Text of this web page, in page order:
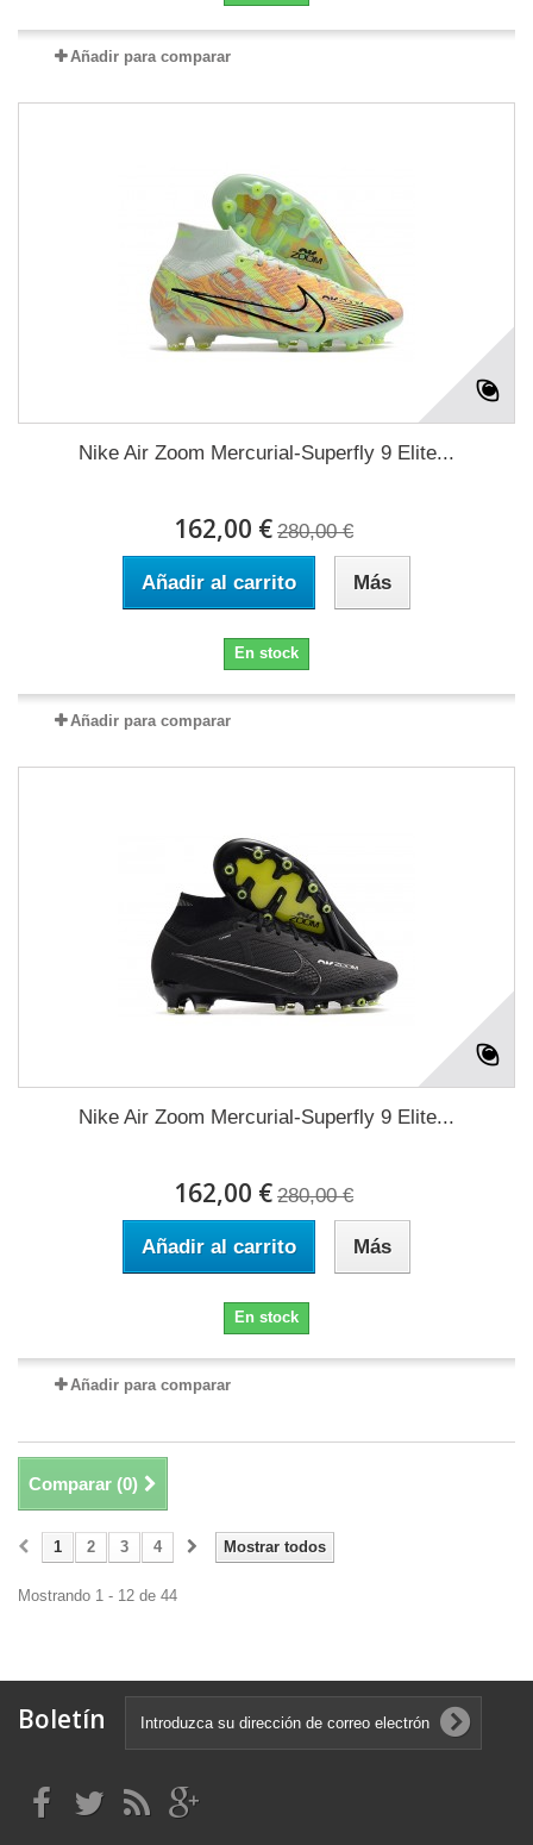
Añadir para comparar
Nike Air Zoom Mercurial-Superfly 9 Elite...
162,00 € 280,00 €
Añadir al carrito Más
En stock
Añadir para comparar
Nike Air Zoom Mercurial-Superfly 9 Elite...
162,00 € 280,00 €
Añadir al carrito Más
En stock
Añadir para comparar
Comparar (0)
Mostrar todos
1 2 3 4
Mostrando 1 - 12 de 44
Boletín